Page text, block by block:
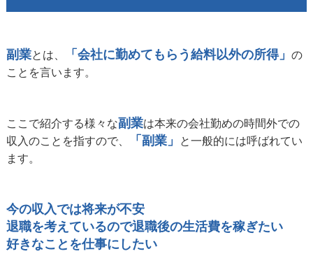
副業とは、 「会社に勤めてもらう給料以外の所得」 の
ことを言います。
ここで紹介する様々な副業は本来の会社勤めの時間外での
収入のことを指すので、
「副業」
と一般的には呼ばれてい
ます。
今の収入では将来が不安
退職を考えているので退職後の生活費を稼ぎたい
好きなことを仕事にしたい